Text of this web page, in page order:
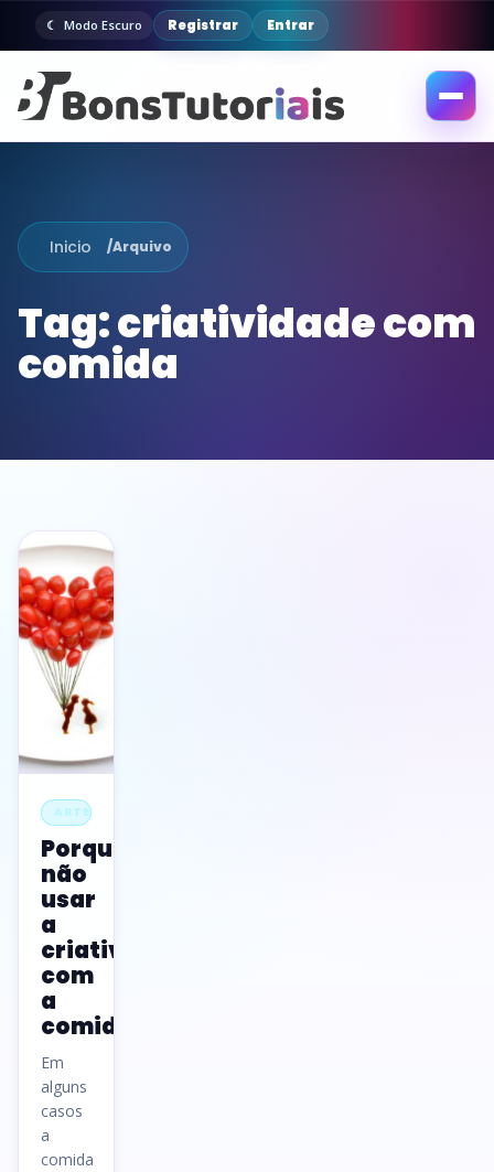
Modo Escuro Registrar Entrar
Abrir
Inicio /Arquivo
Tag:criatividade com
comida
ARTE
Porque
não
usar
a
criatividade
com
a
comida?
Em
alguns
casos
a
comida